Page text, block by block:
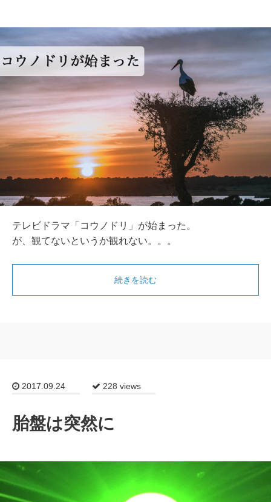
テレビドラマ「コウノドリ」が始まった。
が、観てないというか観れない。。。
続きを読む
2017.09.24 228 views
胎盤は突然に